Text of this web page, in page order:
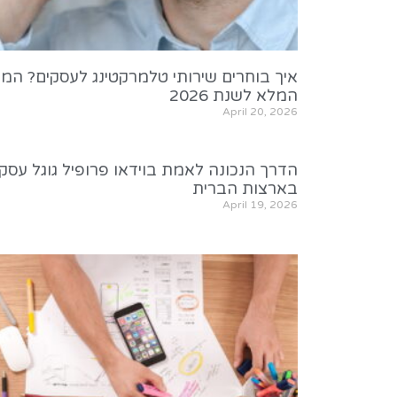
איך בוחרים שירותי טלמרקטינג לעסקים?
המלא לשנת 2026
April 20, 2026
הדרך הנכונה לאמת בוידאו פרופיל גוגל
בארצות הברית
April 19, 2026